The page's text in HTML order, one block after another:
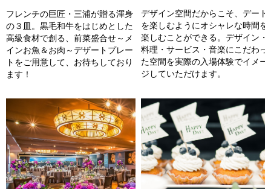
フレンチの巨匠・三浦が贈る渾身
の３皿。黒毛和牛をはじめとした
高級食材で創る、前菜盛合せ～メ
インお魚＆お肉～デザートプレー
トをご用意して、お待ちしており
ます！
デザイン空間だからこそ、デート
を楽しむようにオシャレな時間を
楽しむことができる。デザイン・
料理・サービス・音楽にこだわっ
た空間を実際の入場体験でイメー
ジしていただけます。